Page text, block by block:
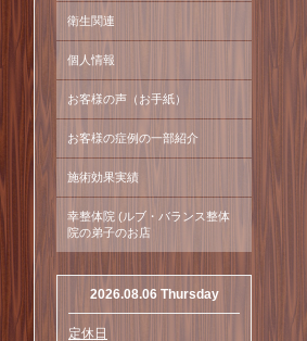
衛生関連
個人情報
お客様の声（お手紙）
お客様の症例の一部紹介
施術効果実績
幸整体院 (ルブ・バランス整体
院の弟子のお店
2026.08.06 Thursday
定休日